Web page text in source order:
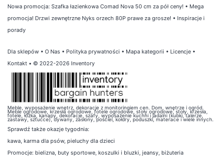
Nowa promocja: Szafka łazienkowa Comad Nova 50 cm za pół ceny! • Mega
promocja! Drzwi zewnętrzne Nyks orzech 80P prawe za grosze! • Inspiracje i
porady
Dla sklepów • O Nas • Polityka prywatności • Mapa kategorii • Licencje •
Kontakt • © 2022-2026 Inventory
Meble, wyposażenie wnętrz, dekoracje z monitoringiem cen. Dom, wnętrze i ogród.
Meble ogrodowe, krzesła ogrodowe, fotele ogrodowe, stoły ogrodowe, stoły, krzesła,
fotele, łóżka, kanapy, dekoracje, szafy, wyposażenie kuchni i jadalni (kubki, talerze,
zastawy, sztućce), dywany, zasłony, pościel, kołdry, poduszki, materace i wiele innych.
Sprawdź także okazje tygodnia:
kawa, karma dla psów, pieluchy dla dzieci
Promocje: bielizna, buty sportowe, koszulki i bluzki, jeansy, biżuteria